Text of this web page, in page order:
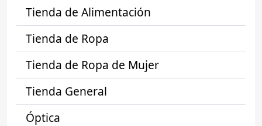
Tienda de Alimentación
Tienda de Ropa
Tienda de Ropa de Mujer
Tienda General
Óptica